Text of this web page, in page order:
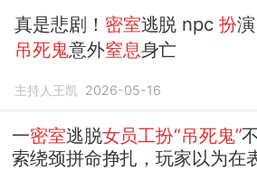
真是悲剧！ 密室逃脱 npc 扮演
吊死鬼意外窒息身亡
主持人王凯 2026-05-16
一密室逃脱女员工扮“吊死鬼”
索绕颈拼命挣扎，玩家以为在